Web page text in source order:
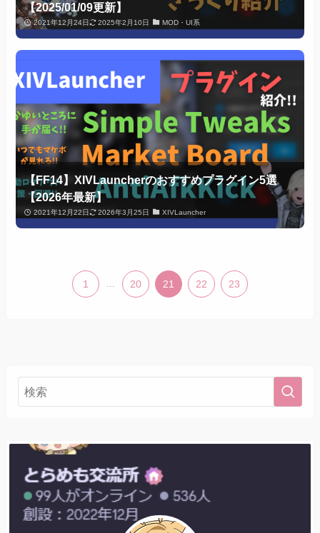
【2025/01/09更新】
2021年12月24日 2025年2月10日 MOD・UI系
【FF14】XIVLauncherのおすすめプラグイン5選
【2026年最新】
2021年12月22日 2026年3月25日 XIVLauncher
1 20 21 22 23